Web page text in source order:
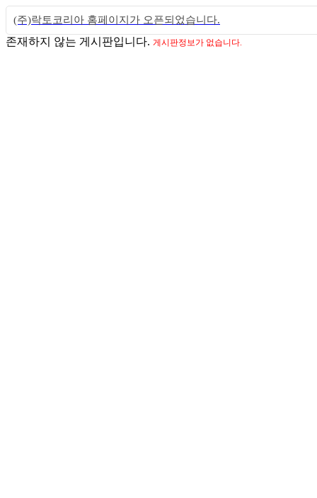
(주)락토코리아 홈페이지가 오픈되었습니다.
존재하지 않는 게시판입니다. 게시판정보가 없습니다.